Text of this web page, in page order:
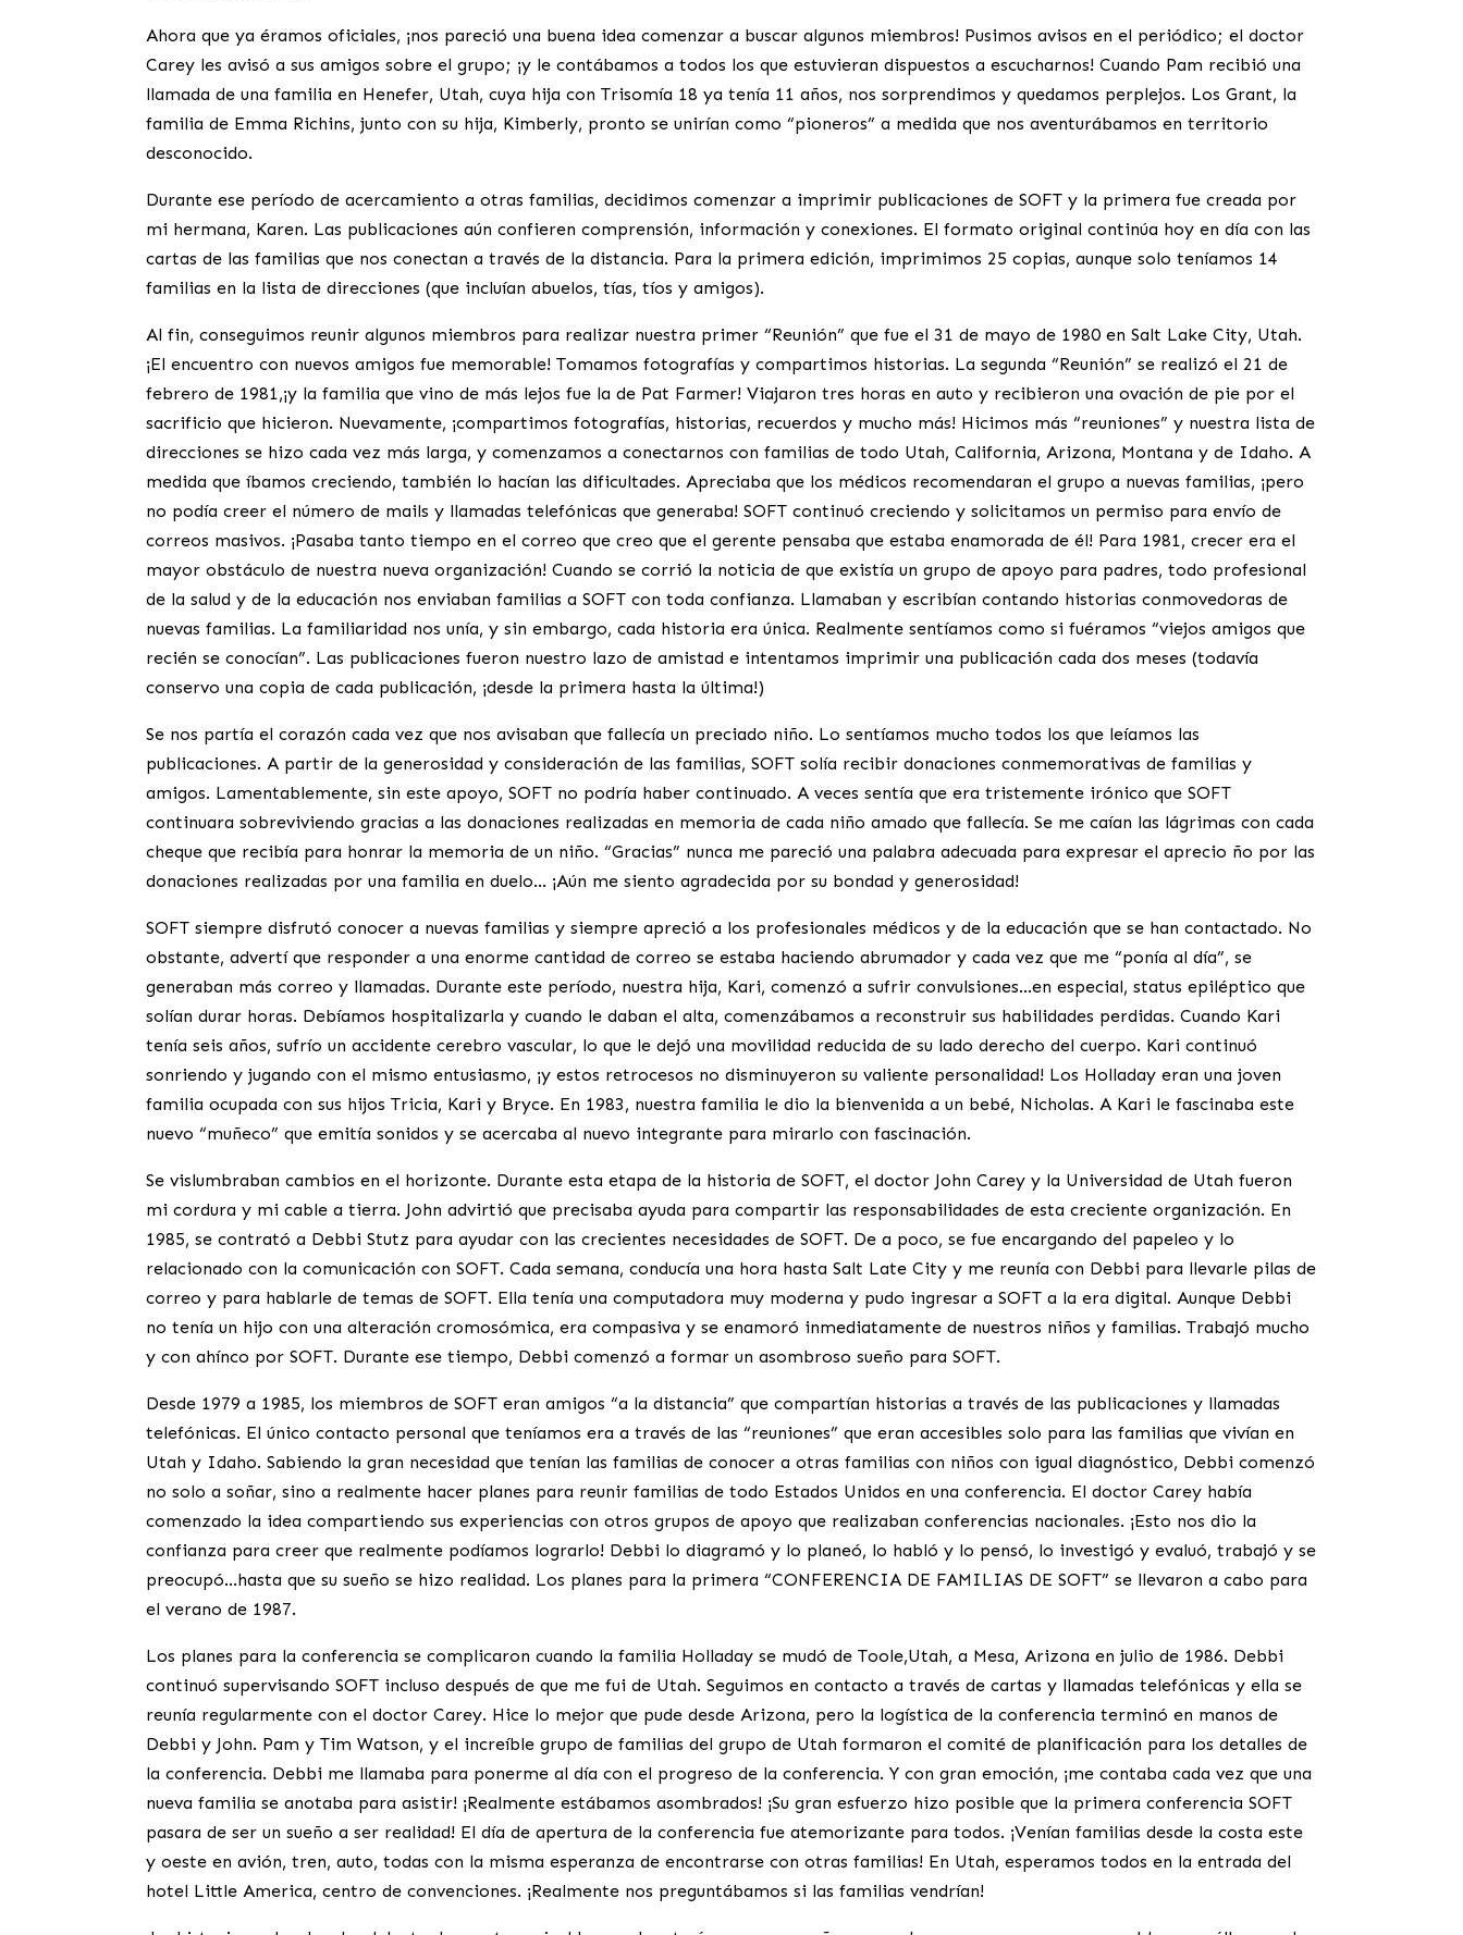
Ahora que ya éramos oficiales, ¡nos pareció una buena idea comenzar a buscar algunos miembros! Pusimos avisos en el periódico; el doctor
Carey les avisó a sus amigos sobre el grupo; ¡y le contábamos a todos los que estuvieran dispuestos a escucharnos! Cuando Pam recibió una
llamada de una familia en Henefer, Utah, cuya hija con Trisomía 18 ya tenía 11 años, nos sorprendimos y quedamos perplejos. Los Grant, la
familia de Emma Richins, junto con su hija, Kimberly, pronto se unirían como “pioneros” a medida que nos aventurábamos en territorio
desconocido.
Durante ese período de acercamiento a otras familias, decidimos comenzar a imprimir publicaciones de SOFT y la primera fue creada por
mi hermana, Karen. Las publicaciones aún confieren comprensión, información y conexiones. El formato original continúa hoy en día con las
cartas de las familias que nos conectan a través de la distancia. Para la primera edición, imprimimos 25 copias, aunque solo teníamos 14
familias en la lista de direcciones (que incluían abuelos, tías, tíos y amigos).
Al fin, conseguimos reunir algunos miembros para realizar nuestra primer “Reunión” que fue el 31 de mayo de 1980 en Salt Lake City, Utah.
¡El encuentro con nuevos amigos fue memorable! Tomamos fotografías y compartimos historias. La segunda “Reunión” se realizó el 21 de
febrero de 1981,¡y la familia que vino de más lejos fue la de Pat Farmer! Viajaron tres horas en auto y recibieron una ovación de pie por el
sacrificio que hicieron. Nuevamente, ¡compartimos fotografías, historias, recuerdos y mucho más! Hicimos más “reuniones” y nuestra lista de
direcciones se hizo cada vez más larga, y comenzamos a conectarnos con familias de todo Utah, California, Arizona, Montana y de Idaho. A
medida que íbamos creciendo, también lo hacían las dificultades. Apreciaba que los médicos recomendaran el grupo a nuevas familias, ¡pero
no podía creer el número de mails y llamadas telefónicas que generaba! SOFT continuó creciendo y solicitamos un permiso para envío de
correos masivos. ¡Pasaba tanto tiempo en el correo que creo que el gerente pensaba que estaba enamorada de él! Para 1981, crecer era el
mayor obstáculo de nuestra nueva organización! Cuando se corrió la noticia de que existía un grupo de apoyo para padres, todo profesional
de la salud y de la educación nos enviaban familias a SOFT con toda confianza. Llamaban y escribían contando historias conmovedoras de
nuevas familias. La familiaridad nos unía, y sin embargo, cada historia era única. Realmente sentíamos como si fuéramos “viejos amigos que
recién se conocían”. Las publicaciones fueron nuestro lazo de amistad e intentamos imprimir una publicación cada dos meses (todavía
conservo una copia de cada publicación, ¡desde la primera hasta la última!)
Se nos partía el corazón cada vez que nos avisaban que fallecía un preciado niño. Lo sentíamos mucho todos los que leíamos las
publicaciones. A partir de la generosidad y consideración de las familias, SOFT solía recibir donaciones conmemorativas de familias y
amigos. Lamentablemente, sin este apoyo, SOFT no podría haber continuado. A veces sentía que era tristemente irónico que SOFT
continuara sobreviviendo gracias a las donaciones realizadas en memoria de cada niño amado que fallecía. Se me caían las lágrimas con cada
cheque que recibía para honrar la memoria de un niño. “Gracias” nunca me pareció una palabra adecuada para expresar el aprecio ño por las
donaciones realizadas por una familia en duelo… ¡Aún me siento agradecida por su bondad y generosidad!
SOFT siempre disfrutó conocer a nuevas familias y siempre apreció a los profesionales médicos y de la educación que se han contactado. No
obstante, advertí que responder a una enorme cantidad de correo se estaba haciendo abrumador y cada vez que me “ponía al día”, se
generaban más correo y llamadas. Durante este período, nuestra hija, Kari, comenzó a sufrir convulsiones…en especial, status epiléptico que
solían durar horas. Debíamos hospitalizarla y cuando le daban el alta, comenzábamos a reconstruir sus habilidades perdidas. Cuando Kari
tenía seis años, sufrío un accidente cerebro vascular, lo que le dejó una movilidad reducida de su lado derecho del cuerpo. Kari continuó
sonriendo y jugando con el mismo entusiasmo, ¡y estos retrocesos no disminuyeron su valiente personalidad! Los Holladay eran una joven
familia ocupada con sus hijos Tricia, Kari y Bryce. En 1983, nuestra familia le dio la bienvenida a un bebé, Nicholas. A Kari le fascinaba este
nuevo “muñeco” que emitía sonidos y se acercaba al nuevo integrante para mirarlo con fascinación.
Se vislumbraban cambios en el horizonte. Durante esta etapa de la historia de SOFT, el doctor John Carey y la Universidad de Utah fueron
mi cordura y mi cable a tierra. John advirtió que precisaba ayuda para compartir las responsabilidades de esta creciente organización. En
1985, se contrató a Debbi Stutz para ayudar con las crecientes necesidades de SOFT. De a poco, se fue encargando del papeleo y lo
relacionado con la comunicación con SOFT. Cada semana, conducía una hora hasta Salt Late City y me reunía con Debbi para llevarle pilas de
correo y para hablarle de temas de SOFT. Ella tenía una computadora muy moderna y pudo ingresar a SOFT a la era digital. Aunque Debbi
no tenía un hijo con una alteración cromosómica, era compasiva y se enamoró inmediatamente de nuestros niños y familias. Trabajó mucho
y con ahínco por SOFT. Durante ese tiempo, Debbi comenzó a formar un asombroso sueño para SOFT.
Desde 1979 a 1985, los miembros de SOFT eran amigos “a la distancia” que compartían historias a través de las publicaciones y llamadas
telefónicas. El único contacto personal que teníamos era a través de las “reuniones” que eran accesibles solo para las familias que vivían en
Utah y Idaho. Sabiendo la gran necesidad que tenían las familias de conocer a otras familias con niños con igual diagnóstico, Debbi comenzó
no solo a soñar, sino a realmente hacer planes para reunir familias de todo Estados Unidos en una conferencia. El doctor Carey había
comenzado la idea compartiendo sus experiencias con otros grupos de apoyo que realizaban conferencias nacionales. ¡Esto nos dio la
confianza para creer que realmente podíamos lograrlo! Debbi lo diagramó y lo planeó, lo habló y lo pensó, lo investigó y evaluó, trabajó y se
preocupó…hasta que su sueño se hizo realidad. Los planes para la primera “CONFERENCIA DE FAMILIAS DE SOFT” se llevaron a cabo para
el verano de 1987.
Los planes para la conferencia se complicaron cuando la familia Holladay se mudó de Toole,Utah, a Mesa, Arizona en julio de 1986. Debbi
continuó supervisando SOFT incluso después de que me fui de Utah. Seguimos en contacto a través de cartas y llamadas telefónicas y ella se
reunía regularmente con el doctor Carey. Hice lo mejor que pude desde Arizona, pero la logística de la conferencia terminó en manos de
Debbi y John. Pam y Tim Watson, y el increíble grupo de familias del grupo de Utah formaron el comité de planificación para los detalles de
la conferencia. Debbi me llamaba para ponerme al día con el progreso de la conferencia. Y con gran emoción, ¡me contaba cada vez que una
nueva familia se anotaba para asistir! ¡Realmente estábamos asombrados! ¡Su gran esfuerzo hizo posible que la primera conferencia SOFT
pasara de ser un sueño a ser realidad! El día de apertura de la conferencia fue atemorizante para todos. ¡Venían familias desde la costa este
y oeste en avión, tren, auto, todas con la misma esperanza de encontrarse con otras familias! En Utah, esperamos todos en la entrada del
hotel Little America, centro de convenciones. ¡Realmente nos preguntábamos si las familias vendrían!